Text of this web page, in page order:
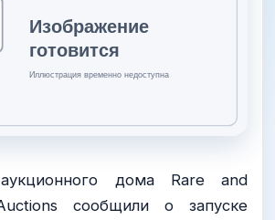
дома Rare and
сообщили о запуске